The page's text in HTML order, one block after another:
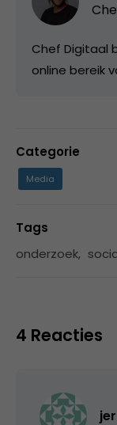
Chef Digitaal
online bereik
Categorie
Media
Tags
onderzoek,
4 Reacties